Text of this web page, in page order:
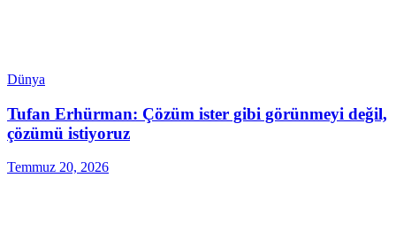
Dünya
Tufan Erhürman: Çözüm ister gibi görünmeyi değil,
çözümü istiyoruz
Temmuz 20, 2026